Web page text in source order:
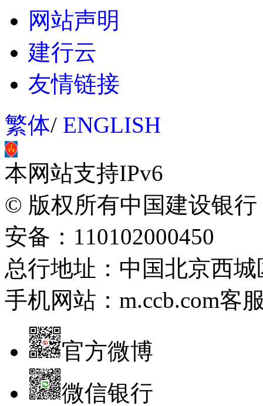
网站声明
建行云
友情链接
繁体/ ENGLISH
本网站支持IPv6
© 版权所有中国建设银行
安备：110102000450
总行地址：中国北京西
手机网站：m.ccb.com客
官方微博
微信银行